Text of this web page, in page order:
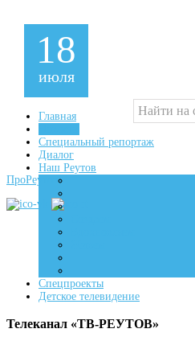
16+
ПроРеутов
Главная
Специальный репортаж
Диалог
Наш Реутов
Спецпроекты
Детское телевидение
Телеканал «ТВ-РЕУТОВ»
18
июля